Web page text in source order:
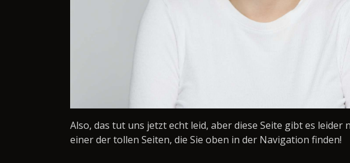
Also, das tut uns jetzt echt leid, aber diese Seite gibt es leider
einer der tollen Seiten, die Sie oben in der Navigation finden!